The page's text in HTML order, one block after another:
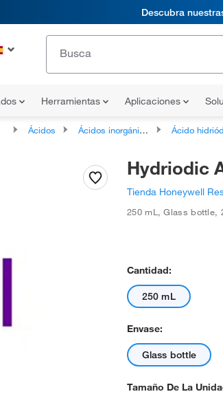
Descubra
Herramientas Aplicaciones
Ácidos Ácidos inorgánicos Ácido
Hydriodic
Tienda Honeywell
250 mL ,Glass bottle,
Cantidad:
250 mL
Envase:
Glass bottle
Tamaño De La